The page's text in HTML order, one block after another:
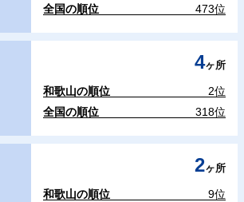
全国の順位
473位
4ヶ所
和歌山の順位
2位
全国の順位
318位
2ヶ所
和歌山の順位
9位